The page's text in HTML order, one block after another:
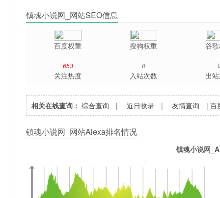
镇魂小说网_网站SEO信息
百度权重 搜狗权重 谷
653
关注热度
0
入站次数 出
相关在线查询： 综合查询 |近日收录 |友情查询 |百
镇魂小说网_网站Alexa排名情况
镇魂小说网